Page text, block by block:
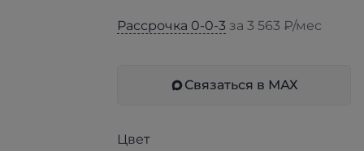
Рассрочка 0-0-3 за 3 563 ₽/мес
Связаться в МАХ
Цвет